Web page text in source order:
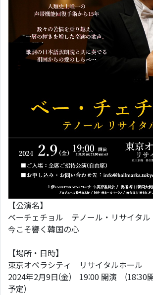
【公演名】
ベーチェチョル テノール・リサイタル
今こそ響く韓国の心
【場所・日時】
東京オペラシティ リサイタルホール
2024年2月9日(金) 19:00 開演 (18:30
予定)